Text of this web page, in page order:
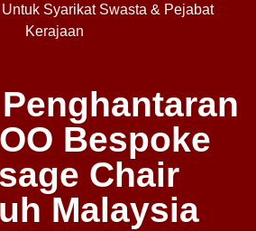
Syarikat Swasta & Pejabat
Kerajaan
Bespoke
Chair
Malaysia